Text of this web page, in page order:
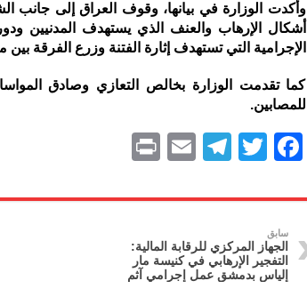
وأكدت الوزارة في بيانها، وقوف العراق إلى
أشكال الإرهاب والعنف الذي يستهدف المدنيين
الإجرامية التي تستهدف إثارة الفتنة وزرع الفرقة
كما تقدمت الوزارة بخالص التعازي وصادق
للمصابين.
F
c
e
b
o
T
itt
T
e
gr
a
m
E
ai
l
nt
سابق
الجهاز المركزي للرقابة المالية:
التفجير الإرهابي في كنيسة مار
إلياس بدمشق عمل إجرامي آثم